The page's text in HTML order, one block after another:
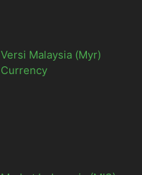
Versi Malaysia (Myr)
Currency